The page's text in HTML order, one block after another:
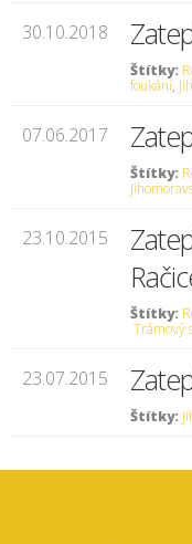
30.10.2018
Štítky:
foukání,
07.06.2017
Štítky:
23.10.2015
Štítky:
Trámový
23.07.2015
Štítky: